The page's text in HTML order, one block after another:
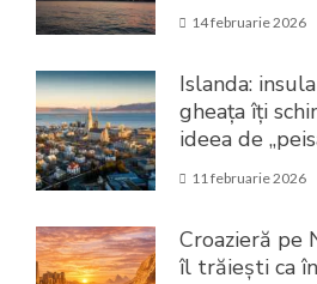
14 februarie 2026
Islanda:
gheața îți
ideea de
11 februarie 2026
Croazieră pe
îl trăiești ca